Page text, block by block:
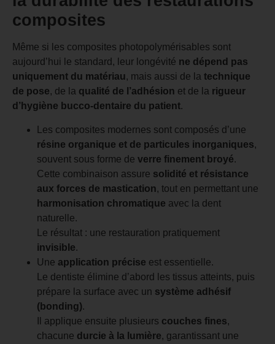
composites
Même si les composites photopolymérisables sont
aujourd’hui le standard, leur longévité ne dépend pas
uniquement du matériau, mais aussi de la technique
de pose, de la qualité de l’adhésion et de la rigueur
d’hygiène bucco-dentaire du patient.
Les composites modernes sont composés d’une
résine organique et de particules inorganiques,
souvent sous forme de verre finement broyé.
Cette combinaison assure solidité et résistance
aux forces de mastication, tout en permettant une
harmonisation chromatique avec la dent
naturelle.
Le résultat : une restauration pratiquement
invisible.
Une application précise est essentielle.
Le dentiste élimine d’abord les tissus atteints, puis
prépare la surface avec un système adhésif
(bonding).
Il applique ensuite plusieurs couches fines,
chacune durcie à la lumière, garantissant une